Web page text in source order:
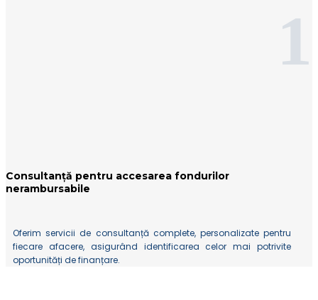
1
Consultanță pentru accesarea fondurilor
nerambursabile
Oferim servicii de consultanță complete, personalizate pentru
fiecare afacere, asigurând identificarea celor mai potrivite
oportunități de finanțare.